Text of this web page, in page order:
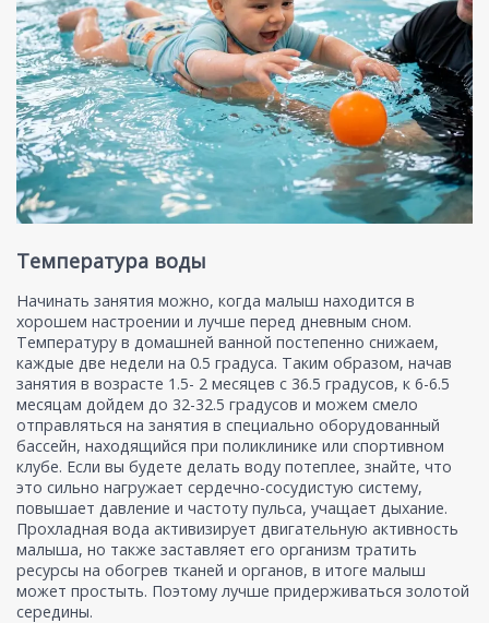
Температура воды
Начинать занятия можно, когда малыш находится в
хорошем настроении и лучше перед дневным сном.
Температуру в домашней ванной постепенно снижаем,
каждые две недели на 0.5 градуса. Таким образом, начав
занятия в возрасте 1.5- 2 месяцев с 36.5 градусов, к 6-6.5
месяцам дойдем до 32-32.5 градусов и можем смело
отправляться на занятия в специально оборудованный
бассейн, находящийся при поликлинике или спортивном
клубе. Если вы будете делать воду потеплее, знайте, что
это сильно нагружает сердечно-сосудистую систему,
повышает давление и частоту пульса, учащает дыхание.
Прохладная вода активизирует двигательную активность
малыша, но также заставляет его организм тратить
ресурсы на обогрев тканей и органов, в итоге малыш
может простыть. Поэтому лучше придерживаться золотой
середины.